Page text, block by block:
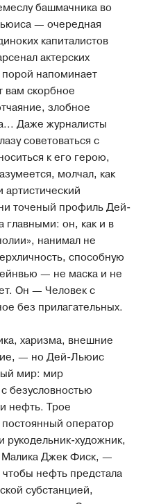
башмачника во
— очередная
капиталистов
актерских
напоминает
вам скорбное
злобное
Даже журналисты
советоваться с
к его герою,
молчал, как
артистический
точеный профиль Дей-
он, как и в
нанимал не
способную
— не маска и не
Он — Человек с
без прилагательных.
харизма, внешние
— но Дей-Льюис
мир: мир
безусловностью
нефть. Трое
оператор
рукодельник-художник,
Малика Джек Фиск, —
нефть предстала
субстанцией,